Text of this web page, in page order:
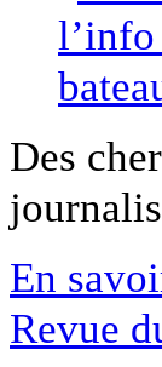
Des
En
Revue